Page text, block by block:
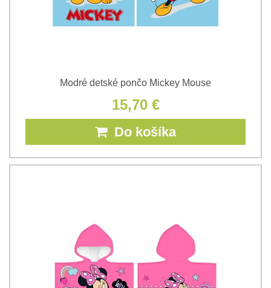
Modré detské pončo Mickey Mouse
15,70 €
Do košíka